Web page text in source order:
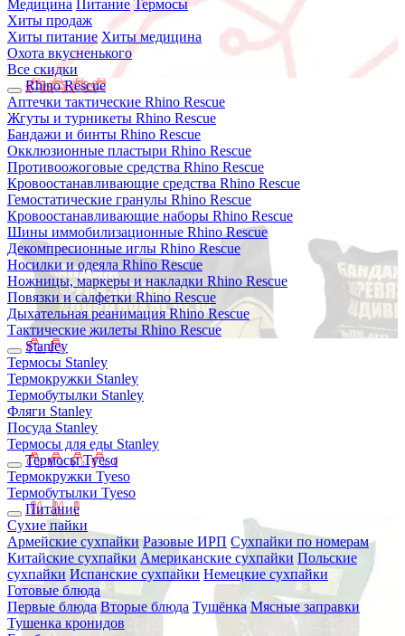
Медицина Питание Термосы
Хиты продаж
Хиты питание Хиты медицина
Охота вкусненького
Все скидки
Rhino Rescue
Аптечки тактические Rhino Rescue
Жгуты и турникеты Rhino Rescue
Бандажи и бинты Rhino Rescue
Окклюзионные пластыри Rhino Rescue
Противоожоговые средства Rhino Rescue
Кровоостанавливающие средства Rhino Rescue
Гемостатические гранулы Rhino Rescue
Кровоостанавливающие наборы Rhino Rescue
Шины иммобилизационные Rhino Rescue
Декомпресионные иглы Rhino Rescue
Носилки и одеяла Rhino Rescue
Ножницы, маркеры и накладки Rhino Rescue
Повязки и салфетки Rhino Rescue
Дыхательная реанимация Rhino Rescue
Тактические жилеты Rhino Rescue
Stanley
Термосы Stanley
Термокружки Stanley
Термобутылки Stanley
Фляги Stanley
Посуда Stanley
Термосы для еды Stanley
Термосы Tyeso
Термокружки Tyeso
Термобутылки Tyeso
Питание
Сухие пайки
Армейские сухпайки Разовые ИРП Сухпайки по номерам
Китайские сухпайки Американские сухпайки Польские
сухпайки Испанские сухпайки Немецкие сухпайки
Готовые блюда
Первые блюда Вторые блюда Тушёнка Мясные заправки
Тушенка кронидов